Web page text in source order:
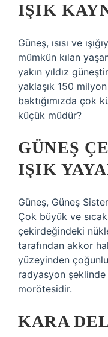
IŞIK
Güneş, ısısı ve
mümkün kılan
yakın yıldız
yaklaşık 150
baktığımızda çok
küçük müdür?
GÜNEŞ
IŞIK
Güneş, Güneş
Çok büyük ve
çekirdeğindeki
tarafından akkor
yüzeyinden
radyasyon şeklinde
morötesidir.
KARA